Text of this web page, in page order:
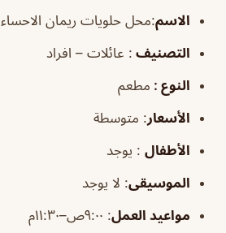
الاسم:محل حلويات ريمان الاحساء
التصنيف : عائلات – افراد
النوع : مطعم
الأسعار: متوسطة
الأطفال : يوجد
الموسيقى: لا يوجد
مواعيد العمل: ٩:٠٠ص–١١:٣٠م